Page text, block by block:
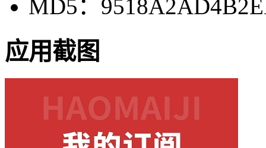
MD5：
应用截图